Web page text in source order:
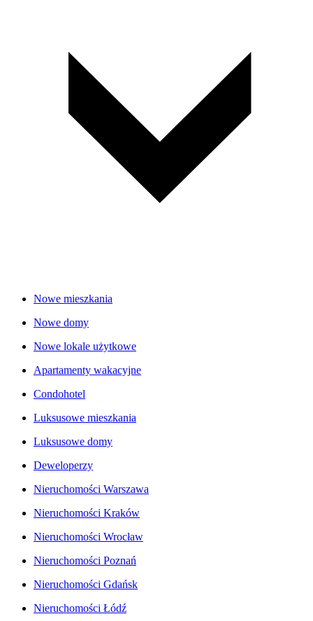
Nowe mieszkania
Nowe domy
Nowe lokale użytkowe
Apartamenty wakacyjne
Condohotel
Luksusowe mieszkania
Luksusowe domy
Deweloperzy
Nieruchomości Warszawa
Nieruchomości Kraków
Nieruchomości Wrocław
Nieruchomości Poznań
Nieruchomości Gdańsk
Nieruchomości Łódź